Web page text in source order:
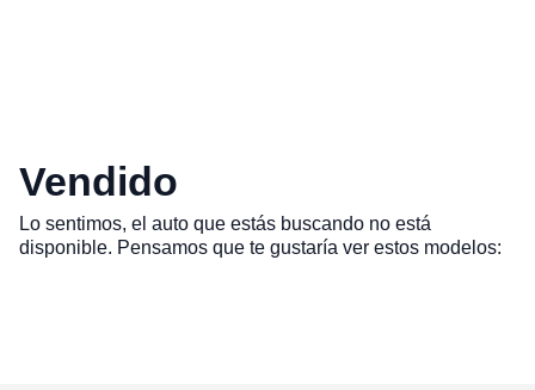
Vendido
Lo sentimos, el auto que estás buscando no está
disponible. Pensamos que te gustaría ver estos modelos: